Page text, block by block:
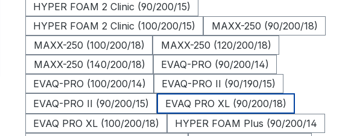
HYPER FOAM 2 Clinic (90/200/15)
HYPER FOAM 2 Clinic (100/200/15)
MAXX-250 (90/200/18)
MAXX-250 (100/200/18)
MAXX-250 (120/200/18)
MAXX-250 (140/200/18)
EVAQ-PRO (90/200/14)
EVAQ-PRO (100/200/14)
EVAQ-PRO II (90/190/15)
EVAQ-PRO II (90/200/15)
EVAQ PRO XL (90/200/18)
EVAQ PRO XL (100/200/18)
HYPER FOAM Plus (90/200/14